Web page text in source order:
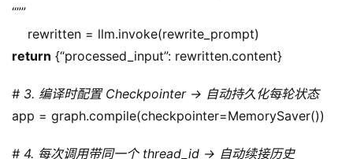
“””
rewritten = llm.invoke(rewrite_prompt)
return {“processed_input”: rewritten.content}
# 3. 编译时配置 Checkpointer → 自动持久化每轮状态
app = graph.compile(checkpointer=MemorySaver())
# 4. 每次调用带同一个 thread_id → 自动续接历史